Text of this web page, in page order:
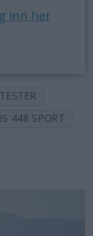
inn her
TESTER
448 SPORT